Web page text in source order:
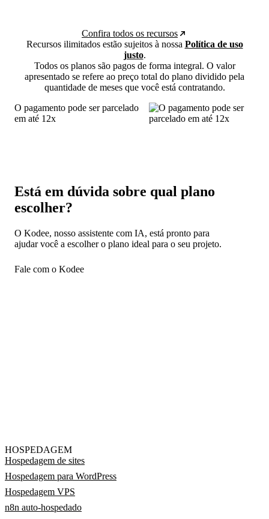
Confira todos os recursos
Recursos ilimitados estão sujeitos à nossa Política de uso
justo.
Todos os planos são pagos de forma integral. O valor
apresentado se refere ao preço total do plano dividido pela
quantidade de meses que você está contratando.
O pagamento pode ser parcelado
em até 12x
Está em dúvida sobre qual plano
escolher?
O Kodee, nosso assistente com IA, está pronto para
ajudar você a escolher o plano ideal para o seu projeto.
Fale com o Kodee
HOSPEDAGEM
Hospedagem de sites
Hospedagem para WordPress
Hospedagem VPS
n8n auto-hospedado